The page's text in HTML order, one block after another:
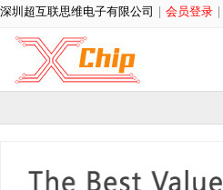
深圳超互联思维电子有限公司 | 会员登录 |